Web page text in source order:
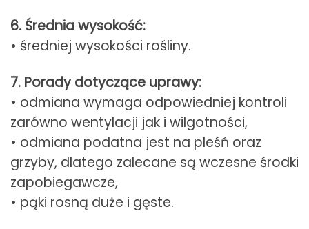
6. Średnia wysokość:
• średniej wysokości rośliny.
7. Porady dotyczące uprawy:
• odmiana wymaga odpowiedniej kontroli
zarówno wentylacji jak i wilgotności,
• odmiana podatna jest na pleśń oraz
grzyby, dlatego zalecane są wczesne środki
zapobiegawcze,
• pąki rosną duże i gęste.